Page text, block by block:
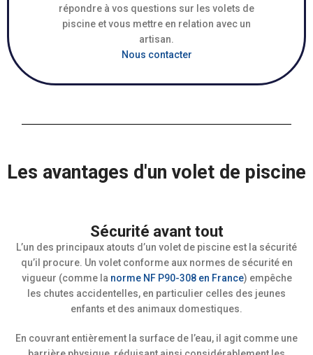
répondre à vos questions sur les volets de
piscine et vous mettre en relation avec un
artisan.
Nous contacter
Les avantages d'un volet de piscine
Sécurité avant tout
L’un des principaux atouts d’un volet de piscine est la sécurité
qu’il procure. Un volet conforme aux normes de sécurité en
vigueur (comme la norme NF P90-308 en France) empêche
les chutes accidentelles, en particulier celles des jeunes
enfants et des animaux domestiques.
En couvrant entièrement la surface de l’eau, il agit comme une